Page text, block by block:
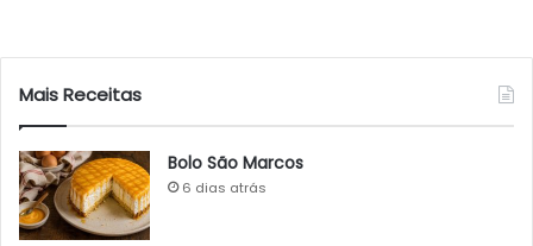
Mais Receitas
Bolo São Marcos
6 dias atrás